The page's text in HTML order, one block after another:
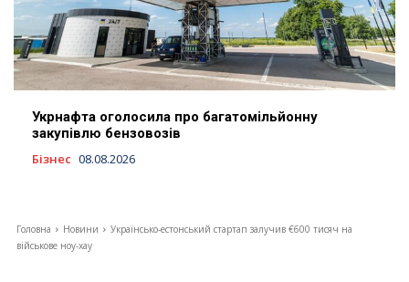
Укрнафта оголосила про багатомільйонну
закупівлю бензовозів
Бізнес 08.08.2026